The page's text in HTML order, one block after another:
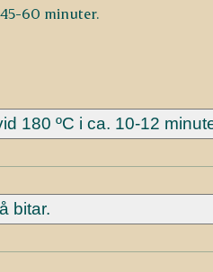
45-60 minuter.
180 ºC i ca. 10-12
bitar.